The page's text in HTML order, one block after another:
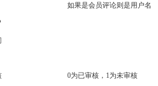
如果是会员评论则是用户名
0为已审核，1为未审核